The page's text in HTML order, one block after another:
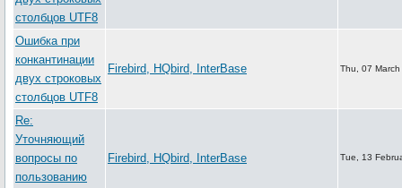
столбцов UTF8
Ошибка при
конкантинации
двух строковых
столбцов UTF8
Firebird, HQbird, InterBase Thu, 07
Re:
Уточняющий
вопросы по
пользованию
Firebird, HQbird, InterBase Tue, 13